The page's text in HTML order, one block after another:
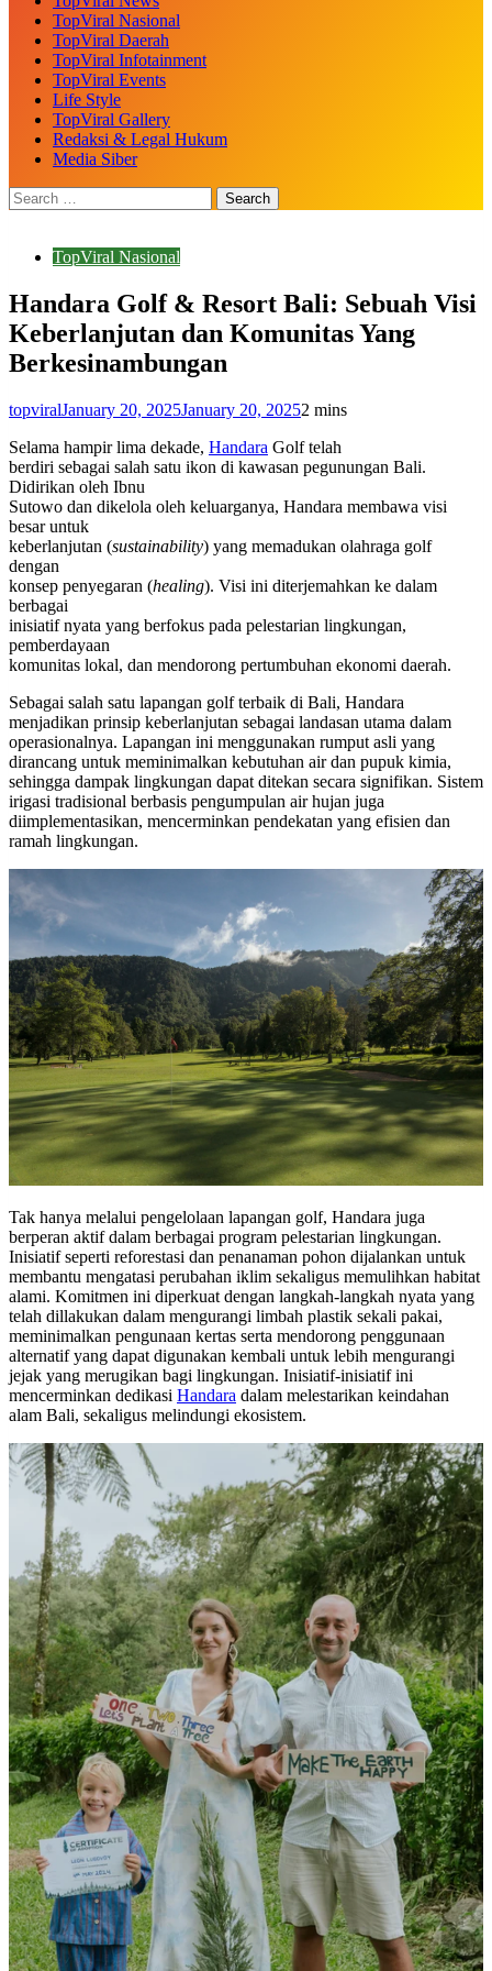
TopViral Nasional
TopViral Daerah
TopViral Infotainment
TopViral Events
Life Style
TopViral Gallery
Redaksi & Legal Hukum
Media Siber
TopViral Nasional
Handara Golf & Resort Bali: Sebuah Visi
Keberlanjutan dan Komunitas Yang
Berkesinambungan
topviralJanuary 20, 2025January 20, 20252 mins
Selama hampir lima dekade, Handara Golf telah
berdiri sebagai salah satu ikon di kawasan pegunungan Bali.
Didirikan oleh Ibnu
Sutowo dan dikelola oleh keluarganya, Handara membawa visi
besar untuk
keberlanjutan (sustainability) yang memadukan olahraga golf
dengan
konsep penyegaran (healing). Visi ini diterjemahkan ke dalam
berbagai
inisiatif nyata yang berfokus pada pelestarian lingkungan,
pemberdayaan
komunitas lokal, dan mendorong pertumbuhan ekonomi daerah.
Sebagai salah satu lapangan golf terbaik di Bali, Handara
menjadikan prinsip keberlanjutan sebagai landasan utama dalam
operasionalnya. Lapangan ini menggunakan rumput asli yang
dirancang untuk meminimalkan kebutuhan air dan pupuk kimia,
sehingga dampak lingkungan dapat ditekan secara signifikan. Sistem
irigasi tradisional berbasis pengumpulan air hujan juga
diimplementasikan, mencerminkan pendekatan yang efisien dan
ramah lingkungan.
Tak hanya melalui pengelolaan lapangan golf, Handara juga
berperan aktif dalam berbagai program pelestarian lingkungan.
Inisiatif seperti reforestasi dan penanaman pohon dijalankan untuk
membantu mengatasi perubahan iklim sekaligus memulihkan habitat
alami. Komitmen ini diperkuat dengan langkah-langkah nyata yang
telah dillakukan dalam mengurangi limbah plastik sekali pakai,
meminimalkan pengunaan kertas serta mendorong penggunaan
alternatif yang dapat digunakan kembali untuk lebih mengurangi
jejak yang merugikan bagi lingkungan. Inisiatif-inisiatif ini
mencerminkan dedikasi Handara dalam melestarikan keindahan
alam Bali, sekaligus melindungi ekosistem.